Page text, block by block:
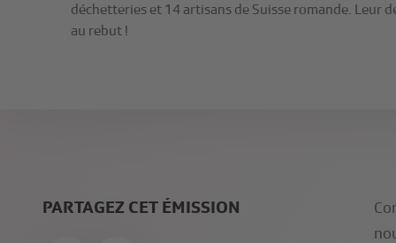
déchetteries et 14 artisans de Suisse romande. Leur
au rebut !
PARTAGEZ CET ÉMISSION